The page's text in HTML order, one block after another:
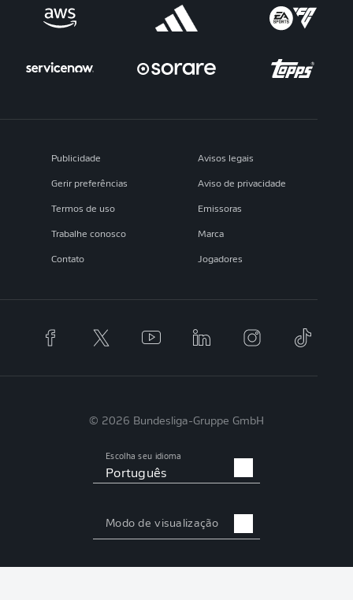
Publicidade Avisos legais
Gerir preferências Aviso de privacidade
Termos de uso Emissoras
Trabalhe conosco Marca
Contato Jogadores
© 2026 Bundesliga-Gruppe GmbH
Escolha seu idioma
Português
Modo de visualização